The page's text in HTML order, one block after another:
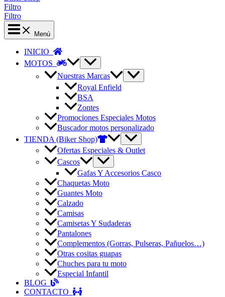
Filtro
Filtro
Menú
INICIO
MOTOS
Nuestras Marcas
Royal Enfield
BSA
Zontes
Promociones Especiales Motos
Buscador motos personalizado
TIENDA (Biker Shop)
Ofertas Especiales & Outlet
Cascos
Gafas Y Accesorios Casco
Chaquetas Moto
Guantes Moto
Calzado
Camisas
Camisetas Y Sudaderas
Pantalones
Complementos (Gorras, Pulseras, Pañuelos…)
Otras cositas guapas
Chuches para tu moto
Especial Infantil
BLOG
CONTACTO